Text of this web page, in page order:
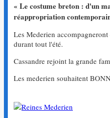
« Le costume breton : d'un
réappropriation
Les Mederien
durant tout l'été.
Cassandre rejoint la grande
Les mederien souhaitent